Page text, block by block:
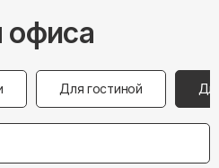
офиса
Для гостиной